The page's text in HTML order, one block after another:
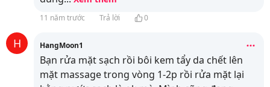
11 năm trước Trả lời 0
H HangMoon1
Bạn rửa mặt sạch rồi bôi kem tẩy da chết lên
mặt massage trong vòng 1-2p rồi rửa mặt lại